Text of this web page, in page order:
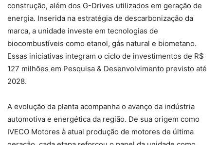
construção, além dos G-Drives utilizados em geração de
energia. Inserida na estratégia de descarbonização da
marca, a unidade investe em tecnologias de
biocombustíveis como etanol, gás natural e biometano.
Essas iniciativas integram o ciclo de investimentos de R$
127 milhões em Pesquisa & Desenvolvimento previsto até
2028.
A evolução da planta acompanha o avanço da indústria
automotiva e energética da região. De sua origem como
IVECO Motores à atual produção de motores de última